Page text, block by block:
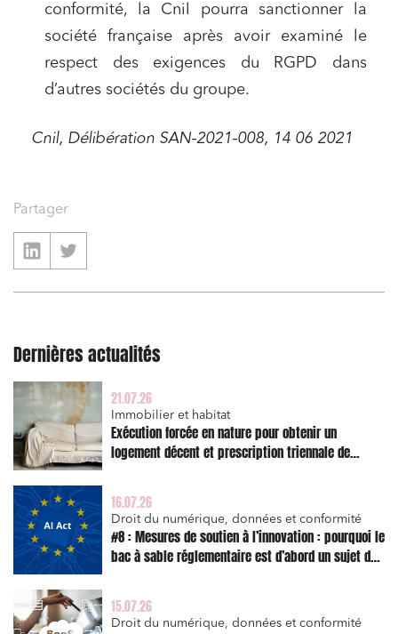
conformité, la Cnil pourra sanctionner la
société française après avoir examiné le
respect des exigences du RGPD dans
d’autres sociétés du groupe.
Cnil, Délibération SAN-2021-008, 14 06 2021
Partager
Dernières actualités
21.07.26
Immobilier et habitat
Exécution forcée en nature pour obtenir un
logement décent et prescription triennale de
16.07.26
Droit du numérique, données et conformité
#8 : Mesures de soutien à l’innovation : pourquoi le
bac à sable réglementaire est d’abord un sujet de
15.07.26
Droit du numérique, données et conformité